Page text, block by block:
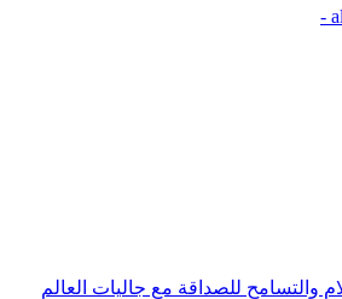
والتسامح للصداقة مع جاليات العالم